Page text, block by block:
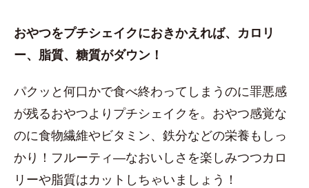
おやつをプチシェイクにおきかえれば、カロリ
ー、脂質、糖質がダウン！
パクッと何口かで食べ終わってしまうのに罪悪感
が残るおやつよりプチシェイクを。おやつ感覚な
のに食物繊維やビタミン、鉄分などの栄養もしっ
かり！フルーティ―なおいしさを楽しみつつカロ
リーや脂質はカットしちゃいましょう！